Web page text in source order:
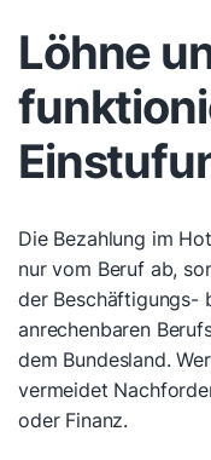
Löhne
Die Bezahlung im
nur vom Beruf ab,
der Beschäftigungs-
anrechenbaren
dem Bundesland.
vermeidet
oder Finanz.